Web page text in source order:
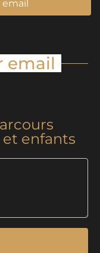
email
enfants